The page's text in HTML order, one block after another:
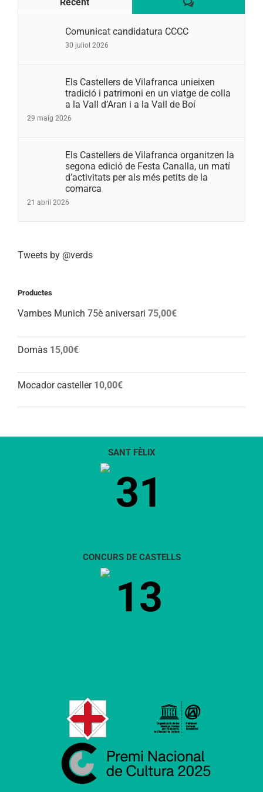
Comunicat candidatura CCCC
30 juliol 2026
Els Castellers de Vilafranca unieixen
tradició i patrimoni en un viatge de colla
a la Vall d’Aran i a la Vall de Boí
29 maig 2026
Els Castellers de Vilafranca organitzen la
segona edició de Festa Canalla, un matí
d’activitats per als més petits de la
comarca
21 abril 2026
Tweets by @verds
Productes
Vambes Munich 75è aniversari 75,00€
Domàs 15,00€
Mocador casteller 10,00€
SANT FÈLIX
31
CONCURS DE CASTELLS
13